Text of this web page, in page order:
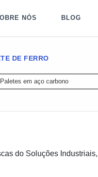
NÓS BLOG
DE FERRO
Paletes em aço carbono
do Soluções